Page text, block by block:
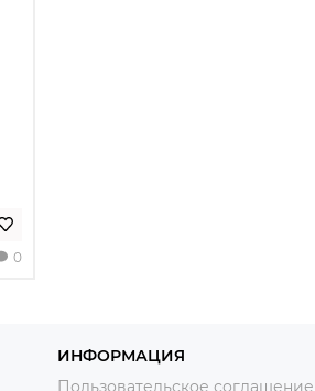
0
ИНФОРМАЦИЯ
Пользовательское соглашение